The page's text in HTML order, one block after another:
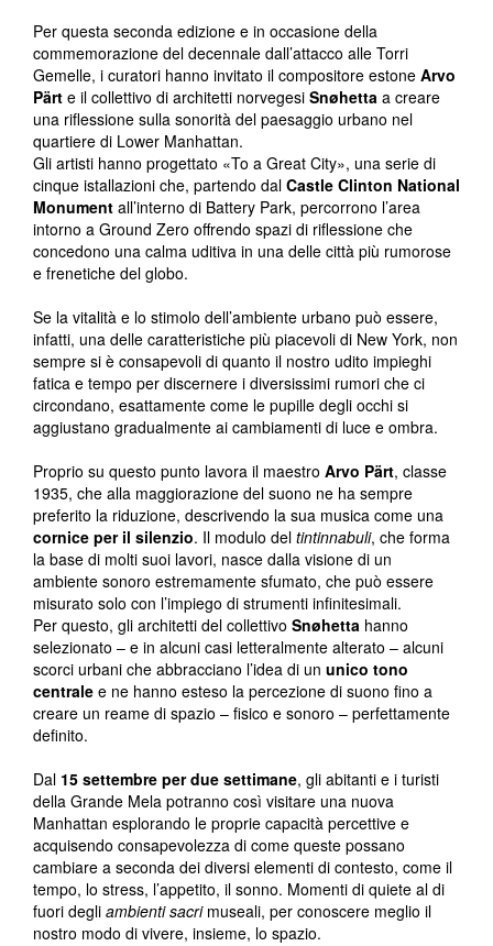
Per questa seconda edizione e in occasione della
commemorazione del decennale dall’attacco alle Torri
Gemelle, i curatori hanno invitato il compositore estone Arvo
Pärt e il collettivo di architetti norvegesi Snøhetta a creare
una riflessione sulla sonorità del paesaggio urbano nel
quartiere di Lower Manhattan.
Gli artisti hanno progettato «To a Great City», una serie di
cinque istallazioni che, partendo dal Castle Clinton National
Monument all’interno di Battery Park, percorrono l’area
intorno a Ground Zero offrendo spazi di riflessione che
concedono una calma uditiva in una delle città più rumorose
e frenetiche del globo.
Se la vitalità e lo stimolo dell’ambiente urbano può essere,
infatti, una delle caratteristiche più piacevoli di New York, non
sempre si è consapevoli di quanto il nostro udito impieghi
fatica e tempo per discernere i diversissimi rumori che ci
circondano, esattamente come le pupille degli occhi si
aggiustano gradualmente ai cambiamenti di luce e ombra.
Proprio su questo punto lavora il maestro Arvo Pärt, classe
1935, che alla maggiorazione del suono ne ha sempre
preferito la riduzione, descrivendo la sua musica come una
cornice per il silenzio. Il modulo del tintinnabuli, che forma
la base di molti suoi lavori, nasce dalla visione di un
ambiente sonoro estremamente sfumato, che può essere
misurato solo con l’impiego di strumenti infinitesimali.
Per questo, gli architetti del collettivo Snøhetta hanno
selezionato – e in alcuni casi letteralmente alterato – alcuni
scorci urbani che abbracciano l’idea di un unico tono
centrale e ne hanno esteso la percezione di suono fino a
creare un reame di spazio – fisico e sonoro – perfettamente
definito.
Dal 15 settembre per due settimane, gli abitanti e i turisti
della Grande Mela potranno così visitare una nuova
Manhattan esplorando le proprie capacità percettive e
acquisendo consapevolezza di come queste possano
cambiare a seconda dei diversi elementi di contesto, come il
tempo, lo stress, l’appetito, il sonno. Momenti di quiete al di
fuori degli ambienti sacrimuseali, per conoscere meglio il
nostro modo di vivere, insieme, lo spazio.